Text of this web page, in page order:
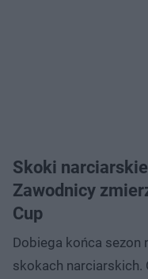
Skoki
Zawodnicy
Cup
Dobiega końca sezon
skokach narciarskich.